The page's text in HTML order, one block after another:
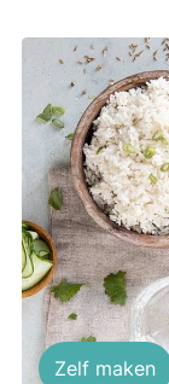
Zelf maken